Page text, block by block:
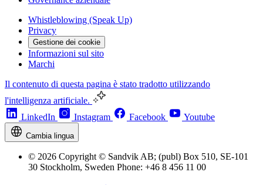
Whistleblowing (Speak Up)
Privacy
Gestione dei cookie
Informazioni sul sito
Marchi
Il contenuto di questa pagina è stato tradotto utilizzando
l'intelligenza artificiale.
LinkedIn
Instagram Facebook Youtube
Cambia lingua
© 2026 Copyright © Sandvik AB; (publ) Box 510, SE-101
30 Stockholm, Sweden Phone: +46 8 456 11 00